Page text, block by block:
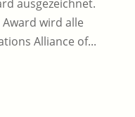
ausgezeichnet.
wird alle
Alliance of...